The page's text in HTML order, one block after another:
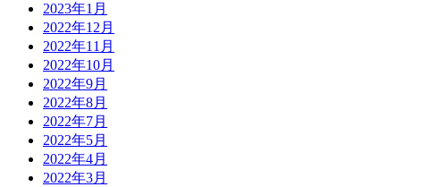
2023年1月
2022年12月
2022年11月
2022年10月
2022年9月
2022年8月
2022年7月
2022年5月
2022年4月
2022年3月